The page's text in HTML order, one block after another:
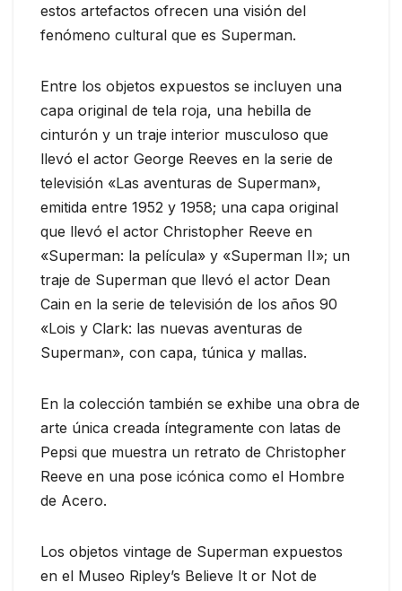
estos artefactos ofrecen una visión del
fenómeno cultural que es Superman.
Entre los objetos expuestos se incluyen una
capa original de tela roja, una hebilla de
cinturón y un traje interior musculoso que
llevó el actor George Reeves en la serie de
televisión «Las aventuras de Superman»,
emitida entre 1952 y 1958; una capa original
que llevó el actor Christopher Reeve en
«Superman: la película» y «Superman II»; un
traje de Superman que llevó el actor Dean
Cain en la serie de televisión de los años 90
«Lois y Clark: las nuevas aventuras de
Superman», con capa, túnica y mallas.
En la colección también se exhibe una obra de
arte única creada íntegramente con latas de
Pepsi que muestra un retrato de Christopher
Reeve en una pose icónica como el Hombre
de Acero.
Los objetos vintage de Superman expuestos
en el Museo Ripley’s Believe It or Not de